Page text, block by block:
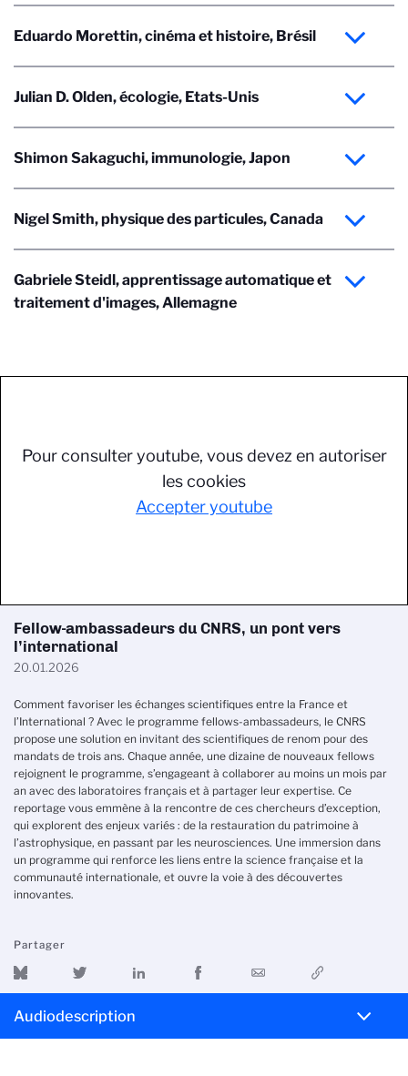
Eduardo Morettin, cinéma et histoire, Brésil
Julian D. Olden, écologie, Etats-Unis
Shimon Sakaguchi, immunologie, Japon
Nigel Smith, physique des particules, Canada
Gabriele Steidl, apprentissage automatique et
traitement d'images, Allemagne
Pour consulter youtube, vous devez en autoriser
les cookies
Accepter youtube
Fellow-ambassadeurs du CNRS, un pont vers
l’international
20.01.2026
Comment favoriser les échanges scientifiques entre la France et
l’International ? Avec le programme fellows-ambassadeurs, le CNRS
propose une solution en invitant des scientifiques de renom pour des
mandats de trois ans. Chaque année, une dizaine de nouveaux fellows
rejoignent le programme, s’engageant à collaborer au moins un mois par
an avec des laboratoires français et à partager leur expertise. Ce
reportage vous emmène à la rencontre de ces chercheurs d’exception,
qui explorent des enjeux variés : de la restauration du patrimoine à
l’astrophysique, en passant par les neurosciences. Une immersion dans
un programme qui renforce les liens entre la science française et la
communauté internationale, et ouvre la voie à des découvertes
innovantes.
Partager
Audiodescription